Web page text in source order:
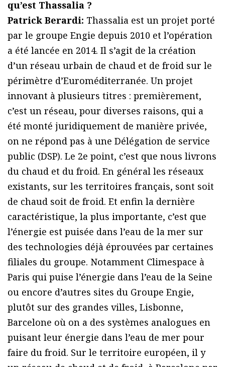
qu’est Thassalia ?
Patrick Berardi: Thassalia est un projet porté
par le groupe Engie depuis 2010 et l’opération
a été lancée en 2014. Il s’agit de la création
d’un réseau urbain de chaud et de froid sur le
périmètre d’Euroméditerranée. Un projet
innovant à plusieurs titres : premièrement,
c’est un réseau, pour diverses raisons, qui a
été monté juridiquement de manière privée,
on ne répond pas à une Délégation de service
public (DSP). Le 2e point, c’est que nous livrons
du chaud et du froid. En général les réseaux
existants, sur les territoires français, sont soit
de chaud soit de froid. Et enfin la dernière
caractéristique, la plus importante, c’est que
l’énergie est puisée dans l’eau de la mer sur
des technologies déjà éprouvées par certaines
filiales du groupe. Notamment Climespace à
Paris qui puise l’énergie dans l’eau de la Seine
ou encore d’autres sites du Groupe Engie,
plutôt sur des grandes villes, Lisbonne,
Barcelone où on a des systèmes analogues en
puisant leur énergie dans l’eau de mer pour
faire du froid. Sur le territoire européen, il y